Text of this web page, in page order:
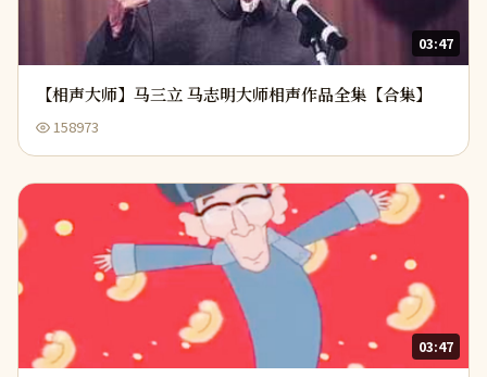
03:47
【相声大师】马三立 马志明大师相声作品全集【合集】
158973
03:47